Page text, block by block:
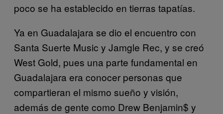
poco se ha establecido en tierras tapatías.
Ya en Guadalajara se dio el encuentro con
Santa Suerte Music y Jamgle Rec, y se creó
West Gold, pues una parte fundamental en
Guadalajara era conocer personas que
compartieran el mismo sueño y visión,
además de gente como Drew Benjamin$ y